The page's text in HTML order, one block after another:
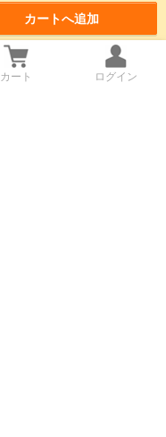
カートへ追加
カート ログイン